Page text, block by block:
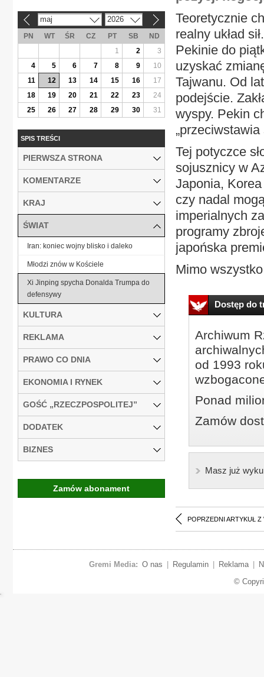
Teoretycznie
realny układ
Pekinie do
uzyskać
Tajwanu. Od
podejście.
wyspy. Pekin
„przeciwstawia
Tej potyczce
sojusznicy w
Japonia, Korea
czy nadal
imperialnych
programy
japońska
Mimo
Dostęp do
Archiwum
od 1993
Ponad
Zamów
Masz już
POPRZEDNI ARTYKUŁ Z
maj 2026
PN WT ŚR CZ PT SB
ND
1
2
3
4
5 6 7 8 9
10
11
12 13 14 15 16
17
18
19 20 21 22 23
24
25
26 27 28 29 30 31
SPIS TREŚCI
PIERWSZA STRONA
KOMENTARZE
KRAJ
ŚWIAT
Iran: koniec wojny blisko i daleko
Młodzi znów w Kościele
Xi Jinping spycha Donalda Trumpa do
defensywy
KULTURA
REKLAMA
PRAWO CO DNIA
EKONOMIA I RYNEK
GOŚĆ „RZECZPOSPOLITEJ”
DODATEK
BIZNES
Zamów abonament
Gremi Media: O nas Regulamin Reklama
©